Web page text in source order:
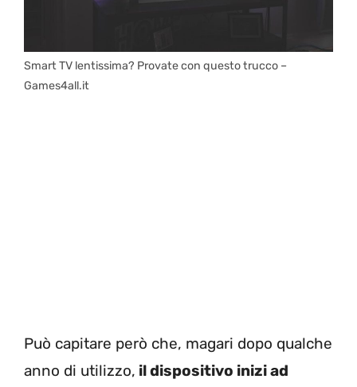
Smart TV lentissima? Provate con questo trucco –
Games4all.it
Può capitare però che, magari dopo qualche
anno di utilizzo, il dispositivo inizi ad